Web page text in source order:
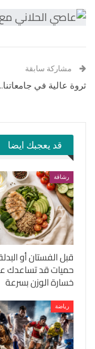
مشاركة سابقة
ثروة عالية في
قد يعجبك ايضا
رشاقة
حميات قد تساعدك
خسارة الوزن بسرعة
رياضة